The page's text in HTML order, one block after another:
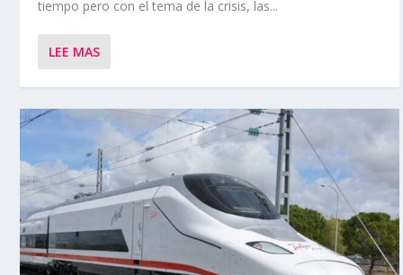
tiempo pero con el tema de la crisis, las...
LEE MAS